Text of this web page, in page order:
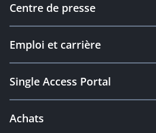
Centre de presse
Emploi et carrière
Single Access Portal
Achats